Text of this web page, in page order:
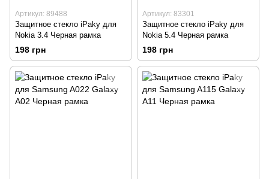
Артикул: 89488
Защитное стекло iPaky для
Nokia 3.4 Черная рамка
198 грн
Артикул: 83301
Защитное стекло iPaky для
Nokia 5.4 Черная рамка
198 грн